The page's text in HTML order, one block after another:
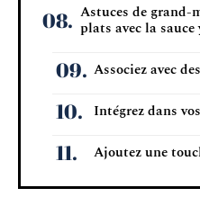
Astuces de grand-
plats avec la sauce
Associez avec
Intégrez dans
Ajoutez une